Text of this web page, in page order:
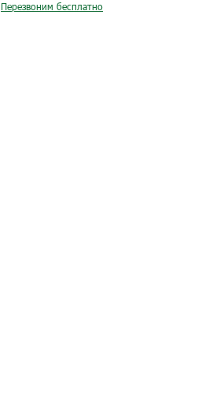
Перезвоним бесплатно